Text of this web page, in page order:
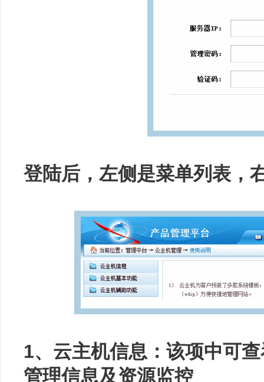
登陆后，左侧是菜单列表，
1、云主机信息：该项中可
管理信息及资源监控